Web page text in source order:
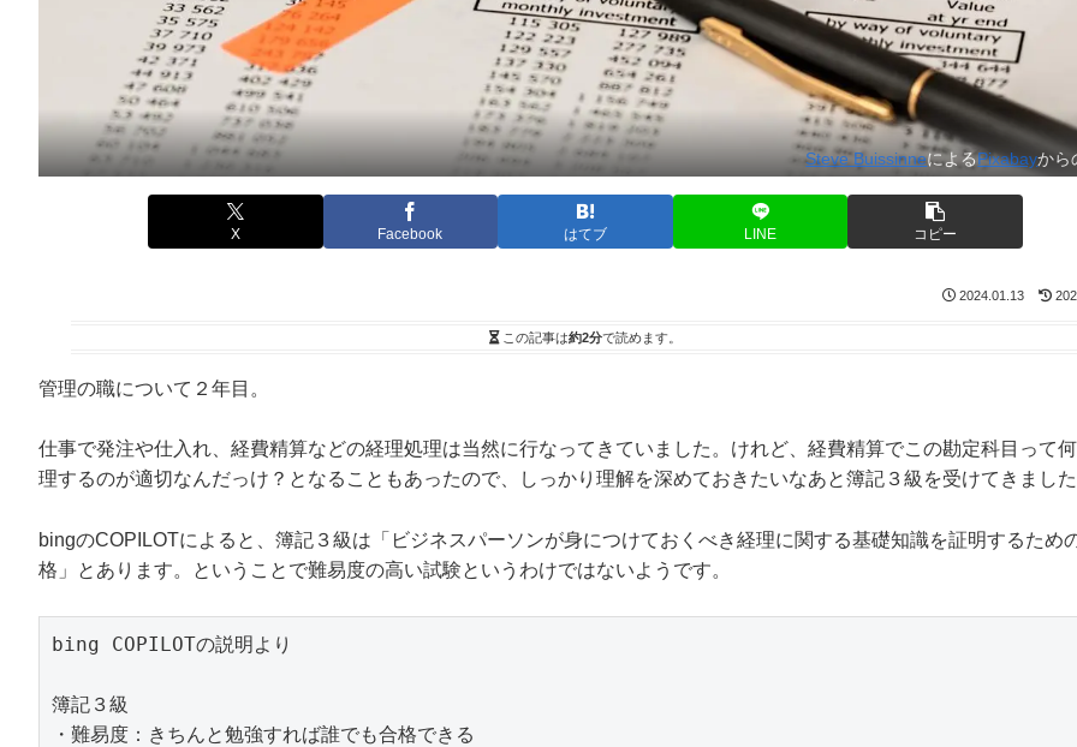
Steve BuissinneによるPixabayから
X Facebook はてブ LINE コピー
2024.01.13
この記事は約2分で読めます。
管理の職について２年目。
仕事で発注や仕入れ、経費精算などの経理処理は当然に行なってきていました。けれど、経費精算でこの勘定科目って
理するのが適切なんだっけ？となることもあったので、しっかり理解を深めておきたいなあと簿記３級を受けてきました
bingのCOPILOTによると、簿記３級は「ビジネスパーソンが身につけておくべき経理に関する基礎知識を証明するため
格」とあります。ということで難易度の高い試験というわけではないようです。
bing COPILOTの説明より
簿記３級
・難易度：きちんと勉強すれば誰でも合格できる